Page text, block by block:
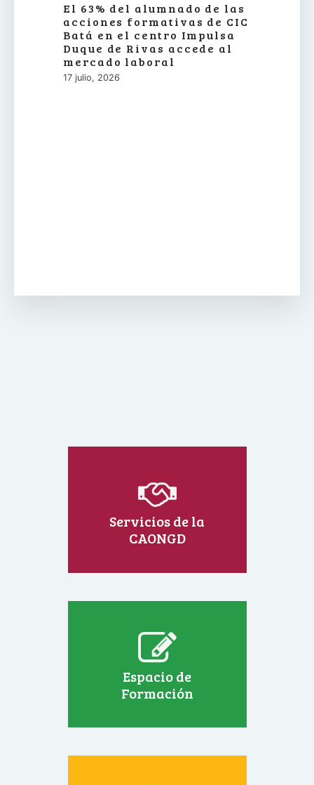
El 63% del alumnado de las
acciones formativas de CIC
Batá en el centro Impulsa
Duque de Rivas accede al
mercado laboral
17 julio, 2026
Servicios de la
CAONGD
Espacio de
Formación